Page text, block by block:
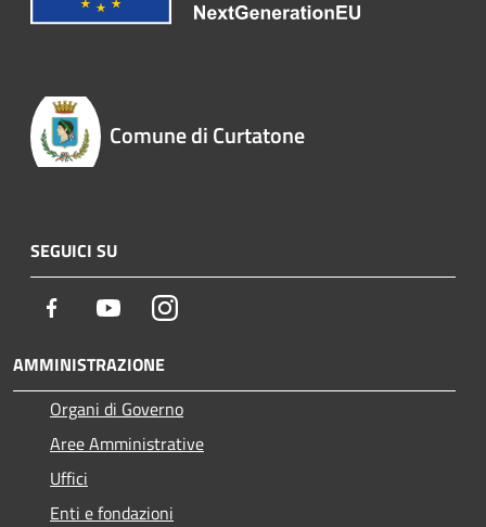
Comune di Curtatone
SEGUICI SU
Facebook YoutubeInstagram
AMMINISTRAZIONE
Organi di Governo
Aree Amministrative
Uffici
Enti e fondazioni